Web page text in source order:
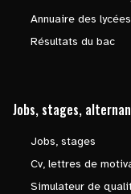
Annuaire des lycées
Résultats du bac
Jobs, stages,
Jobs, stages
Cv, lettres de
Simulateur de